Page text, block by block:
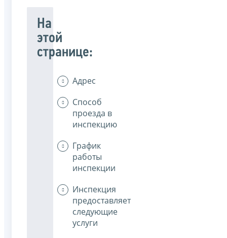
На
этой
странице:
Адрес
Способ
проезда в
инспекцию
График
работы
инспекции
Инспекция
предоставляет
следующие
услуги